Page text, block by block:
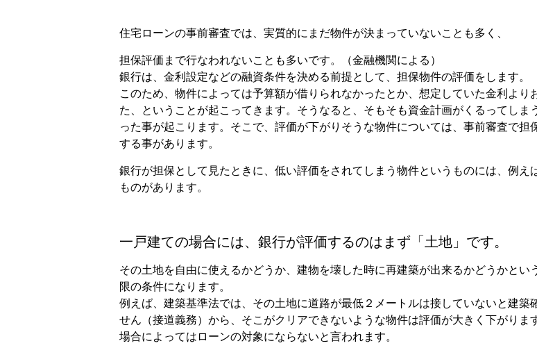
住宅ローンの事前審査では、実質的にまだ物件が決まっていないことも多く、
担保評価まで行なわれないことも多いです。（金融機関による）
銀行は、金利設定などの融資条件を決める前提として、担保物件の評価をします。
このため、物件によっては予算額が借りられなかったとか、想定していた金利より
た、ということが起こってきます。そうなると、そもそも資金計画がくるってしま
った事が起こります。そこで、評価が下がりそうな物件については、事前審査で担
する事があります。
銀行が担保として見たときに、低い評価をされてしまう物件というものには、例え
ものがあります。
一戸建ての場合には、銀行が評価するのはまず「土地」です。
その土地を自由に使えるかどうか、建物を壊した時に再建築が出来るかどうかとい
限の条件になります。
例えば、建築基準法では、その土地に道路が最低２メートルは接していないと建築
せん（接道義務）から、そこがクリアできないような物件は評価が大きく下がりま
場合によってはローンの対象にならないと言われます。